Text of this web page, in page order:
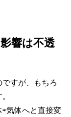
響は不透
すが、もちろ
気体へと直接変